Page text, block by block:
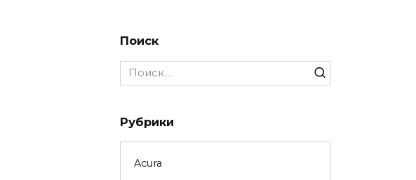
Поиск
Search
for:
Рубрики
Acura